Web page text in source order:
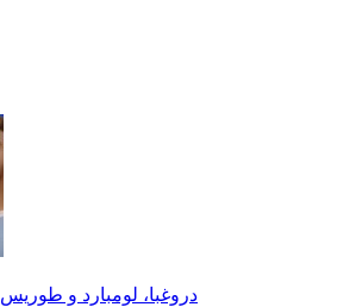
دروغبا، لومبارد و